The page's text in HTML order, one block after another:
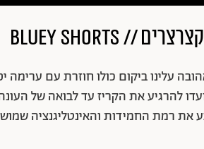
עלינו ביקום כולו חוזרת עם
להרגיע את הקריז עד לבואה של
את רמת החמידות והאינטליגנציה